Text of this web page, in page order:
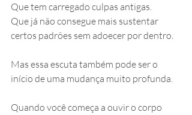
Que tem carregado culpas antigas.
Que já não consegue mais sustentar
certos padrões sem adoecer por dentro.
Mas essa escuta também pode ser o
início de uma mudança muito profunda.
Quando você começa a ouvir o corpo